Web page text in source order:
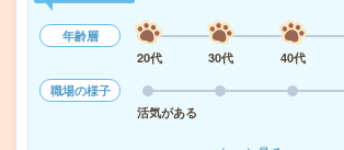
年齢層
20代
30代 40代
職場の様子
活気がある